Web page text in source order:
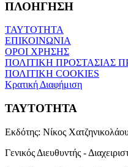
ΠΛΟΗΓΗΣΗ
ΤΑΥΤΟΤΗΤΑ
ΕΠΙΚΟΙΝΩΝΙΑ
ΟΡΟΙ ΧΡΗΣΗΣ
ΠΟΛΙΤΙΚΗ ΠΡΟΣΤΑΣΙΑΣ
ΠΟΛΙΤΙΚΗ COOKIES
Κρατική Διαφήμιση
ΤΑΥΤΟΤΗΤΑ
Εκδότης: Νίκος
Γενικός Διευθυντής -